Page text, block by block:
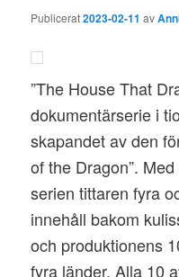
Publicerat2023-02-11 av
”The House That
dokumentärserie i
skapandet av den
of the Dragon”.
serien tittaren fyra
innehåll bakom
och produktionens
fyra länder. Alla 10